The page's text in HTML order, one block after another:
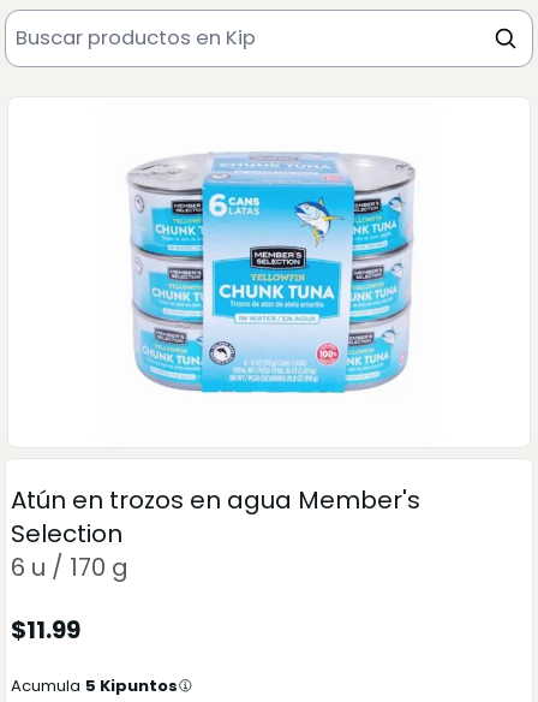
Atún en trozos en agua Member's
Selection
6 u / 170 g
$11.99
Acumula 5 Kipuntos